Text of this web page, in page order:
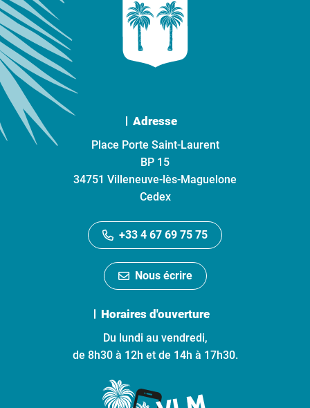
Adresse
Place Porte Saint-Laurent
BP 15
34751 Villeneuve-lès-Maguelone
Cedex
+33 4 67 69 75 75
Nous écrire
Horaires d'ouverture
Du lundi au vendredi,
de 8h30 à 12h et de 14h à 17h30.